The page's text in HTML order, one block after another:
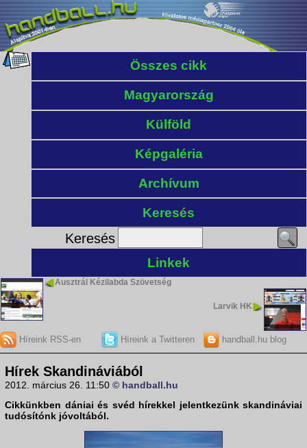
Összes cikk
Magyarország
Külföld
Képgaléria
Archívum
Keresés
Keresés
Linkek
Ausztrál Kézilabda Szövetség
Larvik HK
Híreink RSS-en Híreink a Twitteren handball.hu blog
Hírek Skandináviából
2012. március 26. 11:50 © handball.hu
Cikkünkben dániai és svéd hírekkel jelentkezünk skandináviai
tudósítónk jóvoltából.